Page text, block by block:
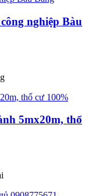
nghiệp Bàu
5mx20m, thổ